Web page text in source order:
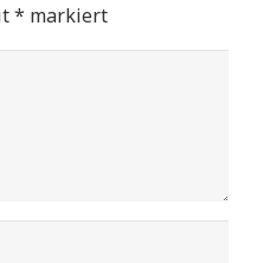
* markiert